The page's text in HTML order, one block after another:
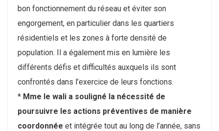
bon fonctionnement du réseau et éviter son
engorgement, en particulier dans les quartiers
résidentiels et les zones à forte densité de
population. Il a également mis en lumière les
différents défis et difficultés auxquels ils sont
confrontés dans l’exercice de leurs fonctions.
* Mme le wali a souligné la nécessité de
poursuivre les actions préventives de manière
coordonnée et intégrée tout au long de l’année, sans